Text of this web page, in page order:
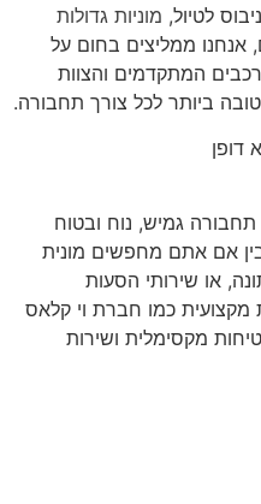
לטיול, מוניות גדולות
אנחנו ממליצים בחום על
המתקדמים והצוות
ביותר לכל צורך תחבורה.
דופן
גמיש, נוח ובטוח
אם אתם מחפשים מונית
או שירותי הסעות
כמו חברת וי קלאס
מקסימלית ושירות